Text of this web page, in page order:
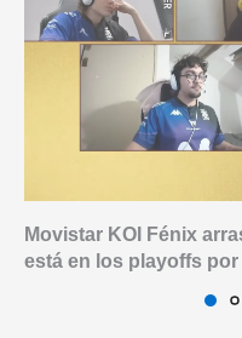
Movistar KOI Fénix
está en los playoffs por